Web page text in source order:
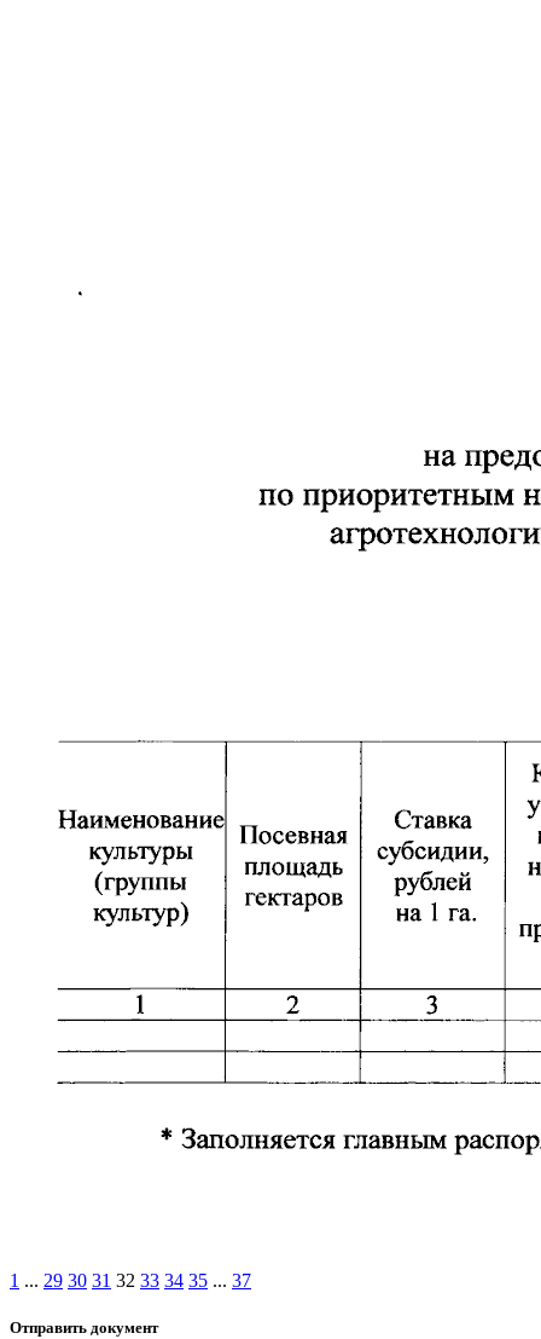
1 ... 29 30 31 32 33 34 35 ... 37
Отправить документ